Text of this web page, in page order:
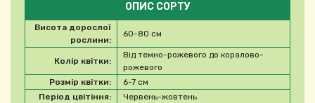
ОПИС СОРТУ
Висота дорослої
рослини:
60-80 см
Колір квітки:
Від темно-рожевого до коралово-
рожевого
Розмір квітки:
6-7 см
Період цвітіння:
Червень-жовтень